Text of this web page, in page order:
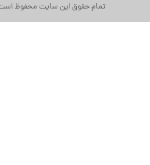
تمام حقوق این سایت محفوظ است.